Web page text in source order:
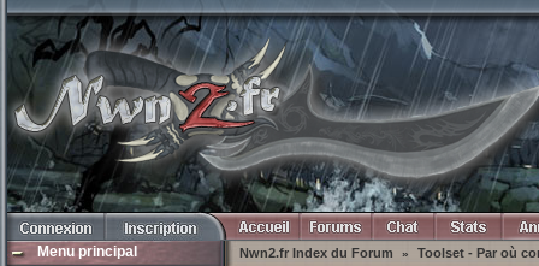
Menu principal Nwn2.fr Index du Forum » Toolset - Par où